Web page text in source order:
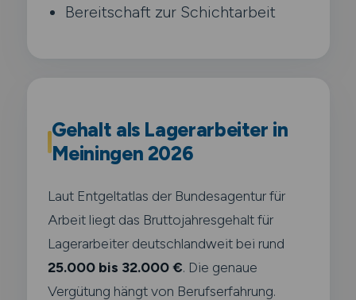
Bereitschaft zur Schichtarbeit
Gehalt als Lagerarbeiter in
Meiningen 2026
Laut Entgeltatlas der Bundesagentur für
Arbeit liegt das Bruttojahresgehalt für
Lagerarbeiter deutschlandweit bei rund
25.000 bis 32.000 €. Die genaue
Vergütung hängt von Berufserfahrung.